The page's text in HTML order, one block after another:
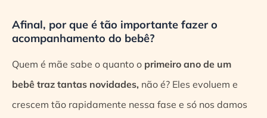
Afinal, por que é tão importante fazer o
acompanhamento do bebê?
Quem é mãe sabe o quanto o primeiro ano de um
bebê traz tantas novidades, não é? Eles evoluem e
crescem tão rapidamente nessa fase e só nos damos